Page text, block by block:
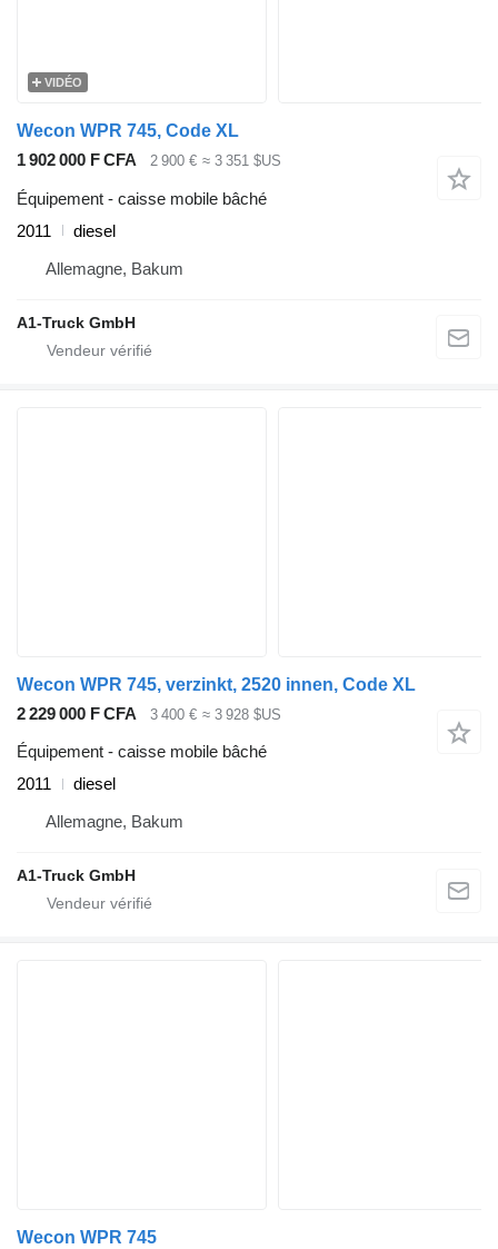
VIDÉO
Wecon WPR 745, Code XL
1 902 000 F CFA
2 900 € ≈ 3 351 $US
Équipement - caisse mobile bâché
2011
diesel
Allemagne, Bakum
A1-Truck GmbH
Wecon WPR 745, verzinkt, 2520 innen, Code XL
2 229 000 F CFA
3 400 € ≈ 3 928 $US
Équipement - caisse mobile bâché
2011
diesel
Allemagne, Bakum
A1-Truck GmbH
Wecon WPR 745